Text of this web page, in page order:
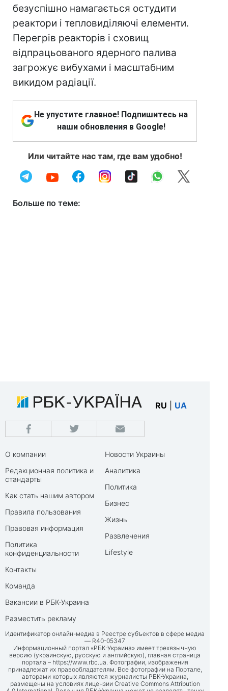
безуспішно намагається остудити
реактори і тепловиділяючі елементи.
Перегрів реакторів і сховищ
відпрацьованого ядерного палива
загрожує вибухами і масштабним
викидом радіації.
Не упустите главное! Подпишитесь на
наши обновления в Google!
Или читайте нас там, где вам удобно!
Больше по теме:
RU UA
О компании
Редакционная политика и
стандарты
Как стать нашим автором
Правила пользования
Правовая информация
Политика
конфиденциальности
Контакты
Команда
Вакансии в РБК-Украина
Разместить рекламу
Новости Украины
Аналитика
Политика
Бизнес
Жизнь
Развлечения
Lifestyle
Идентификатор онлайн-медиа в Реестре субъектов в сфере медиа
— R40-05347
Информационный портал «РБК-Украина» имеет трехязычную
версию (украинскую, русскую и английскую), главная страница
портала – https://www.rbc.ua. Фотографии, изображения
принадлежат их правообладателям. Все фотографии на Портале,
авторами которых являются журналисты РБК-Украина,
размещены на условиях лицензии Creative Commons Attribution